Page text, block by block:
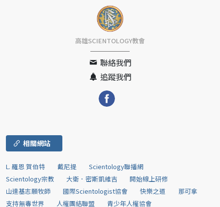
高雄SCIENTOLOGY教會
聯絡我們
追蹤我們
相關網站
L. 羅恩 賀伯特 戴尼提
Scientology聯播網
Scientology宗教
大衛．密斯凱維吉
開始線上研修
山達基志願牧師
國際Scientologist協會 快樂之道
那可拿
支持無毒世界
人權團結聯盟 青少年人權協會